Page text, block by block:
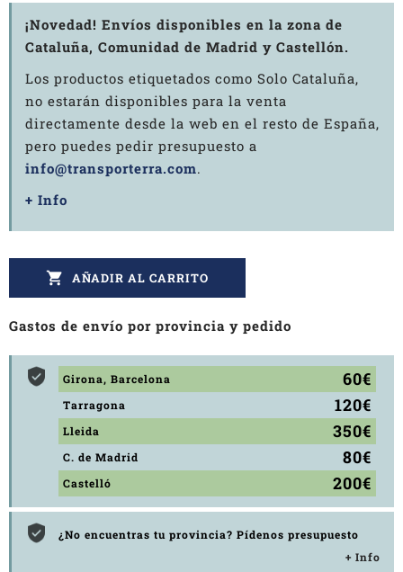
¡Novedad! Envíos disponibles en la zona de
Cataluña, Comunidad de Madrid y Castellón.
Los productos etiquetados como Solo Cataluña,
no estarán disponibles para la venta
directamente desde la web en el resto de España,
pero puedes pedir presupuesto a
info@transporterra.com.
+ Info
 AÑADIR AL CARRITO
Gastos de envío por provincia y pedido
Girona, Barcelona 60€
Tarragona 120€
Lleida 350€
C. de Madrid 80€
Castelló 200€
¿No encuentras tu provincia? Pídenos presupuesto
+ Info